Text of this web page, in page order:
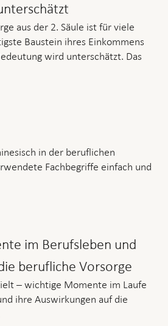
aus der 2. Säule ist für viele
Baustein ihres Einkommens
wird unterschätzt. Das
in der beruflichen
Fachbegriffe einfach und
im Berufsleben und
berufliche Vorsorge
– wichtige Momente im Laufe
ihre Auswirkungen auf die